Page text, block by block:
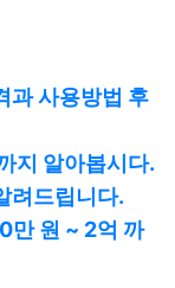
과 사용방법 후
지 알아봅시다.
려드립니다.
만 원 ~ 2억 까